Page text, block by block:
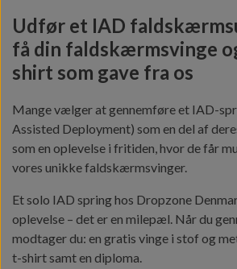
Udfør et IAD
få din faldskærmsvinge
shirt som gave fra os
Mange vælger at gennemføre et IAD-
Assisted Deployment) som en del af
som en oplevelse i fritiden, hvor de får
vores unikke faldskærmsvinger.
Et solo IAD spring hos Dropzone
oplevelse – det er en milepæl. Når du
modtager du: en gratis vinge i stof og
t-shirt samt en diploma.